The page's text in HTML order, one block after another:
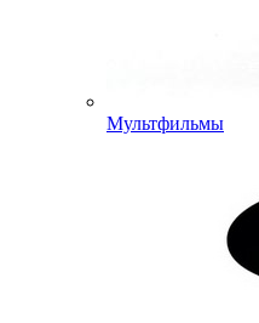
Мультфильмы